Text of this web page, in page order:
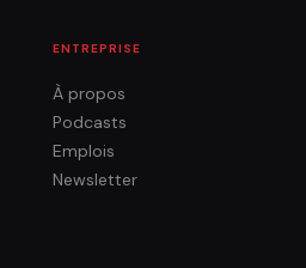
ENTREPRISE
À propos
Podcasts
Emplois
Newsletter